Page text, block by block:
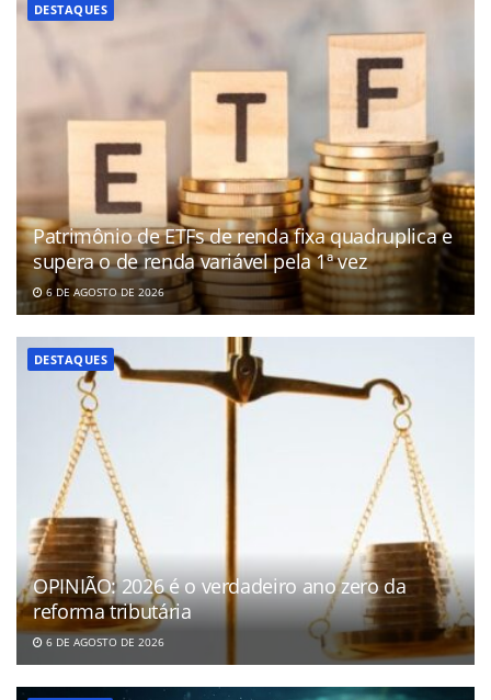
DESTAQUES
Patrimônio de ETFs de renda fixa quadruplica e
supera o de renda variável pela 1ª vez
6 DE AGOSTO DE 2026
DESTAQUES
OPINIÃO: 2026 é o verdadeiro ano zero da
reforma tributária
6 DE AGOSTO DE 2026